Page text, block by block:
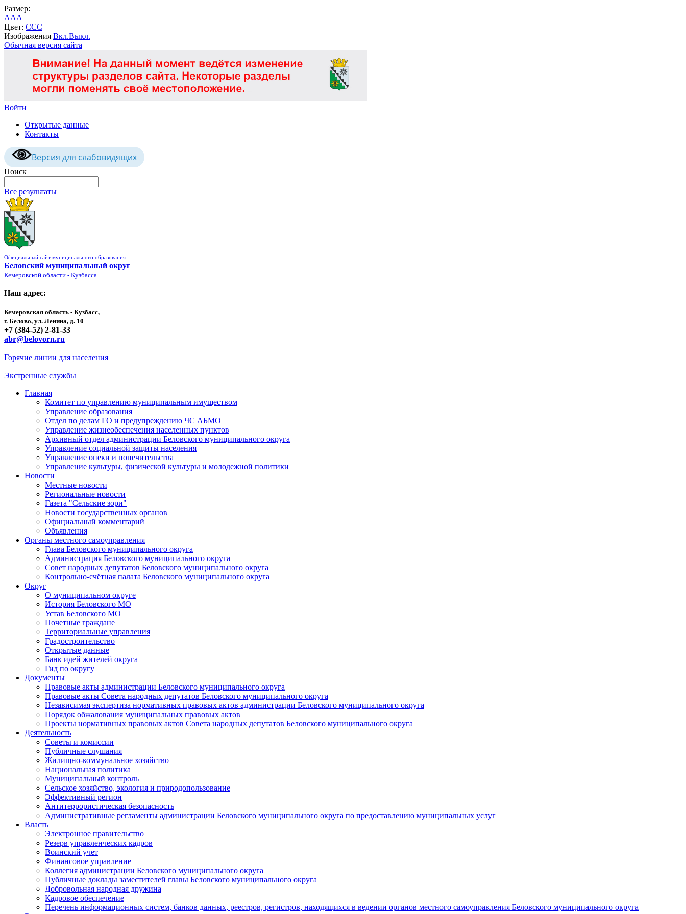
Размер:
AAA
Цвет: CCC
Изображения Вкл.Выкл.
Обычная версия сайта
Войти
Открытые данные
Контакты
Версия для слабовидящих
Поиск
Все результаты
Официальный сайт муниципального образования
Беловский муниципальный округ
Кемеровской области - Кузбасса
Наш адрес:
Кемеровская область - Кузбасс,
г. Белово, ул. Ленина, д. 10
+7 (384-52) 2-81-33
abr@belovorn.ru
Горячие линии для населения
Экстренные службы
Главная
Комитет по управлению муниципальным имуществом
Управление образования
Отдел по делам ГО и предупреждению ЧС АБМО
Управление жизнеобеспечения населенных пунктов
Архивный отдел администрации Беловского муниципального округа
Управление социальной защиты населения
Управление опеки и попечительства
Управление культуры, физической культуры и молодежной политики
Новости
Местные новости
Региональные новости
Газета "Сельские зори"
Новости государственных органов
Официальный комментарий
Объявления
Органы местного самоуправления
Глава Беловского муниципального округа
Администрация Беловского муниципального округа
Совет народных депутатов Беловского муниципального округа
Контрольно-счётная палата Беловского муниципального округа
Округ
О муниципальном округе
История Беловского МО
Устав Беловского МО
Почетные граждане
Территориальные управления
Градостроительство
Открытые данные
Банк идей жителей округа
Гид по округу
Документы
Правовые акты администрации Беловского муниципального округа
Правовые акты Совета народных депутатов Беловского муниципального округа
Независимая экспертиза нормативных правовых актов администрации Беловского муниципального округа
Порядок обжалования муниципальных правовых актов
Проекты нормативных правовых актов Совета народных депутатов Беловского муниципального округа
Деятельность
Советы и комиссии
Публичные слушания
Жилищно-коммунальное хозяйство
Национальная политика
Муниципальный контроль
Сельское хозяйство, экология и природопользование
Эффективный регион
Антитеррористическая безопасность
Административные регламенты администрации Беловского муниципального округа по предоставлению муниципальных услуг
Власть
Электронное правительство
Резерв управленческих кадров
Воинский учет
Финансовое управление
Коллегия администрации Беловского муниципального округа
Публичные доклады заместителей главы Беловского муниципального округа
Добровольная народная дружина
Кадровое обеспечение
Перечень информационных систем, банков данных, реестров, регистров, находящихся в ведении органов местного самоуправления Беловского муниципального округа